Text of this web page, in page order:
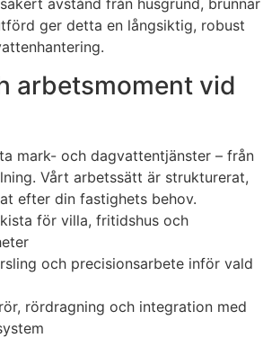
avstånd från husgrund, brunnar
ger detta en långsiktig, robust
arbetsmoment vid
mark- och dagvattentjänster – från
Vårt arbetssätt är strukturerat,
efter din fastighets behov.
för villa, fritidshus och
och precisionsarbete inför vald
rördragning och integration med